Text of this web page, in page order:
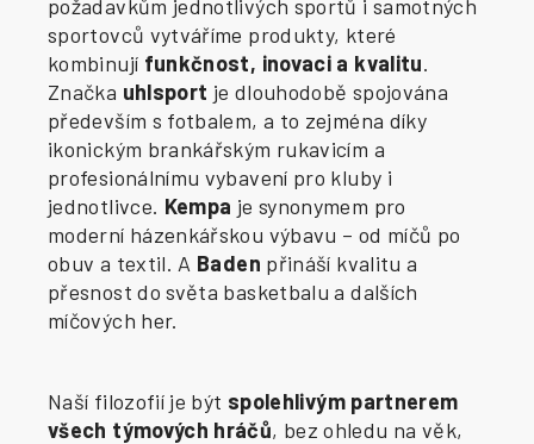
požadavkům jednotlivých sportů i samotných
sportovců vytváříme produkty, které
kombinují funkčnost, inovaci a kvalitu.
Značka uhlsport je dlouhodobě spojována
především s fotbalem, a to zejména díky
ikonickým brankářským rukavicím a
profesionálnímu vybavení pro kluby i
jednotlivce. Kempa je synonymem pro
moderní házenkářskou výbavu – od míčů po
obuv a textil. A Baden přináší kvalitu a
přesnost do světa basketbalu a dalších
míčových her.
Naší filozofií je být spolehlivým partnerem
všech týmových hráčů, bez ohledu na věk,